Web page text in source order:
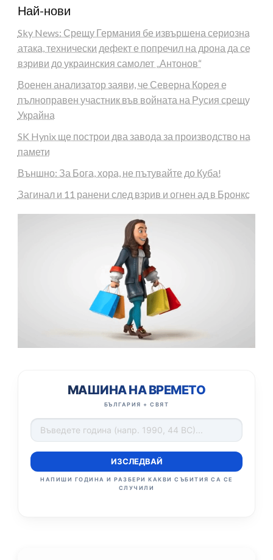
Най-нови
Sky News: Срещу Германия бе извършена сериозна
атака, технически дефект е попречил на дрона да се
взриви до украинския самолет „Антонов“
Военен анализатор заяви, че Северна Корея е
пълноправен участник във войната на Русия срещу
Украйна
SK Hynix ще построи два завода за производство на
памети
Външно: За Бога, хора, не пътувайте до Куба!
Загинал и 11 ранени след взрив и огнен ад в Бронкс
МАШИНА НА ВРЕМЕТО
БЪЛГАРИЯ + СВЯТ
ИЗСЛЕДВАЙ
НАПИШИ ГОДИНА И РАЗБЕРИ КАКВИ СЪБИТИЯ СА СЕ
СЛУЧИЛИ